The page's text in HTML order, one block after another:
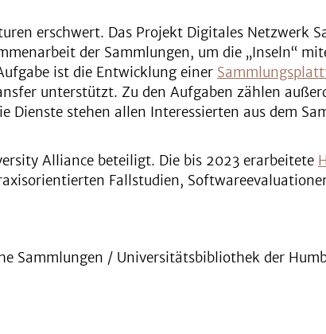
erschwert. Das Projekt Digitales Netzwerk
der Sammlungen, um die „Inseln“
ist die Entwicklung einer
unterstützt. Zu den Aufgaben zählen
stehen allen Interessierten aus dem
Alliance beteiligt. Die bis 2023 erarbeitete
Fallstudien,
Sammlungen / Universitätsbibliothek der